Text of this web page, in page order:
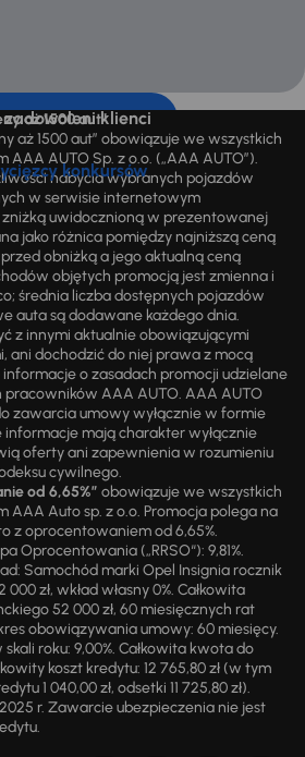
zadowoleni klienci
konkursów
aż 1500 aut”
aż 1500 aut” obowiązuje we wszystkich
AUTO Sp. z o.o. („AAA AUTO”).
nabycia wybranych pojazdów
w serwisie internetowym
uwidocznioną w prezentowanej
jako różnica pomiędzy najniższą ceną
obniżką a jego aktualną ceną
objętych promocją jest zmienna i
średnia liczba dostępnych pojazdów
auta są dodawane każdego dnia.
z innymi aktualnie obowiązującymi
ani dochodzić do niej prawa z mocą
o zasadach promocji udzielane
AAA AUTO. AAA AUTO
zawarcia umowy wyłącznie w formie
mają charakter wyłącznie
oferty ani zapewnienia w rozumieniu
cywilnego.
od 6,65%” obowiązuje we wszystkich
AAA Auto sp. z o.o. Promocja polega na
z oprocentowaniem od 6,65%.
Oprocentowania („RRSO“): 9,81%.
Samochód marki Opel Insignia rocznik
zł, wkład własny 0%. Całkowita
52 000 zł, 60 miesięcznych rat
obowiązywania umowy: 60 miesięcy.
roku: 9,00%. Całkowita kwota do
koszt kredytu: 12 765,80 zł (w tym
1 040,00 zł, odsetki 11 725,80 zł).
r. Zawarcie ubezpieczenia nie jest